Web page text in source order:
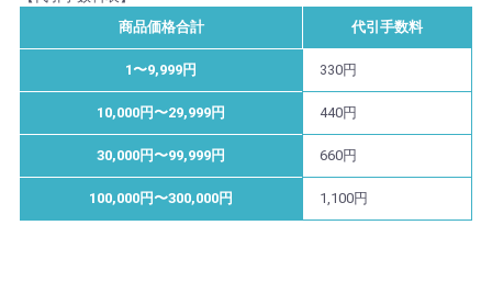
商品価格合計
代引手数料
1〜9,999円 330円
10,000円〜29,999円 440円
30,000円〜99,999円 660円
100,000円〜300,000円 1,100円